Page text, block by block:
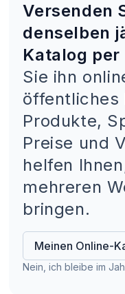
Versenden
denselben
Katalog per
Sie ihn
Produkte,
Preise und
helfen
mehreren
bringen.
Meinen Online-
Nein, ich bleibe im